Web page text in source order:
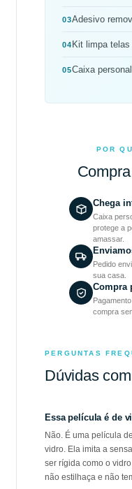
03Adesivo
04 Kit limpa
05Caixa
POR
Chega
Caixa
protege a
amassar.
Pedido
sua casa.
Compra
compra
PERGUNTAS
Dúvidas
Essa película é de
Não. É uma película
vidro. Ela imita a
ser rígida como o
não estilhaça e não